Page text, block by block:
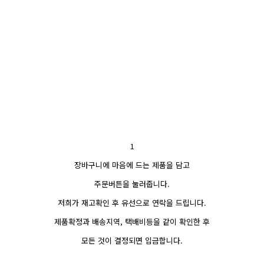
1
장바구니에 마음에 드는 제품을 담고
주문버튼을 눌러줍니다.
저희가 재고확인 후 유선으로 연락을 드립니다.
제품확정과 배송지역, 택배비등을 같이 확인한 후
모든 것이 결정되면 입금합니다.